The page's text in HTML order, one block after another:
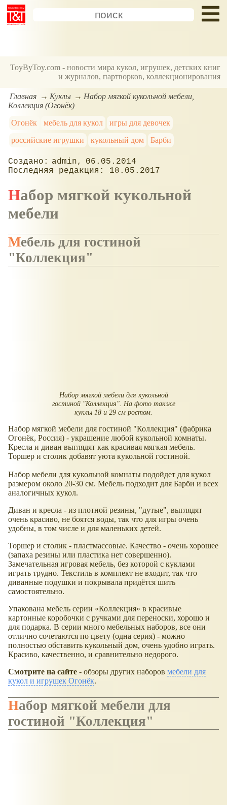
ToyByToy.com - новости мира кукол, игрушек, детских книг
и журналов, партворков, коллекционирования
Главная Куклы
Набор мягкой кукольной мебели,
Коллекция (Огонёк)
Огонёк
мебель для кукол
игры для девочек
российские игрушки
кукольный дом Барби
admin
06.05.2014
18.05.2017
Набор мягкой кукольной
мебели
Мебель для гостиной
"Коллекция"
Набор мягкой мебели для кукольной
гостиной "Коллекция". На фото также
куклы 18 и 29 см ростом.
Набор мягкой мебели для гостиной "Коллекция" (фабрика
Огонёк, Россия) - украшение любой кукольной комнаты.
Кресла и диван выглядят как красивая мягкая мебель.
Торшер и столик добавят уюта кукольной гостиной.
Набор мебели для кукольной комнаты подойдет для кукол
размером около 20-30 см. Мебель подходит для Барби и всех
аналогичных кукол.
Диван и кресла - из плотной резины, "дутые", выглядят
очень красиво, не боятся воды, так что для игры очень
удобны, в том числе и для маленьких детей.
Торшер и столик - пластмассовые. Качество - очень хорошее
(запаха резины или пластика нет совершенно).
Замечательная игровая мебель, без которой с куклами
играть трудно. Текстиль в комплект не входит, так что
диванные подушки и покрывала придётся шить
самостоятельно.
Упакована мебель серии
Коллекция
в красивые
картонные коробочки с ручками для переноски, хорошо и
для подарка. В серии много мебельных наборов, все они
отлично сочетаются по цвету (одна серия) - можно
полностью обставить кукольный дом, очень удобно играть.
Красиво, качественно, и сравнительно недорого.
Смотрите на сайте - обзоры других наборов мебели для
кукол и игрушек Огонёк.
Набор мягкой мебели для
гостиной "Коллекция"